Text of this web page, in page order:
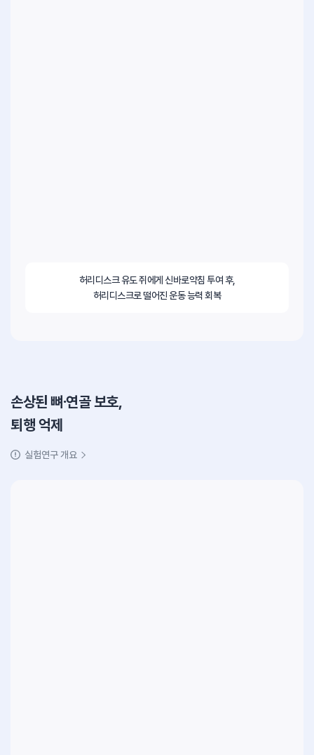
허리디스크 유도 쥐에게 신바로약침 투여 후,
허리디스크로 떨어진 운동 능력 회복
손상된 뼈∙연골 보호,
퇴행 억제
실험연구 개요